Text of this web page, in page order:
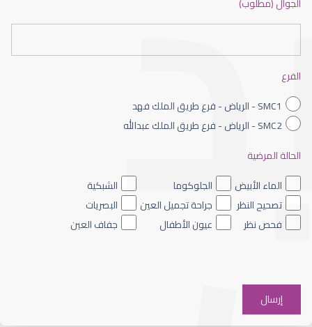
ضعف نظر الاطفال
ضعف نظر العين اليسرى
الجوال (مطلوب)
الفرع
SMC1 - الرياض - فرع طريق الملك فهد
SMC2 - الرياض - فرع طريق الملك عبدالله
الحالة المرضية
الماء الأبيض
الجلوكوما
الشبكية
تصحيح النظر
جراحة تجميل العين
البصريات
فحص نظر
عيون الأطفال جفاف العين